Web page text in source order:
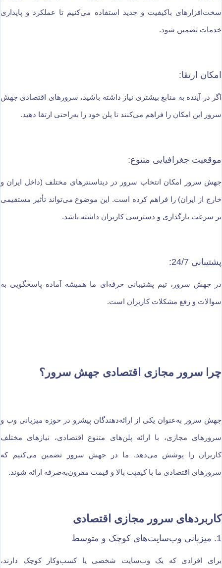
سخت‌افزارهای باکیفیت و جدید استفاده می‌کنیم تا عملکرد و پایداری
خدمات تضمین شود.
امکان ارتقا:
اگر در آینده به منابع بیشتری نیاز داشته باشید، سرورهای اقتصادی جهش
سرور این امکان را فراهم می‌کنند تا پلن خود را به‌راحتی ارتقا دهید.
موقعیت جغرافیایی متنوع:
جهش سرور امکان انتخاب سرور در دیتاسنترهای مختلف (داخل ایران و
خارج از ایران) را فراهم کرده است. این موضوع می‌تواند تأثیر مستقیمی
بر سرعت بارگذاری و دسترسی کاربران داشته باشد.
پشتیبانی 24/7:
در جهش سرور، تیم پشتیبانی حرفه‌ای ما همیشه آماده پاسخگویی به
سوالات و رفع مشکلات کاربران است.
چرا سرور مجازی اقتصادی جهش سرور؟
جهش سرور به‌عنوان یکی از ارائه‌دهندگان پیشرو در حوزه میزبانی وب و
سرورهای مجازی، با ارائه پلن‌های متنوع اقتصادی، نیازهای مختلف
کاربران را پوشش می‌دهد. ما در جهش سرور تضمین می‌کنیم که
سرورهای اقتصادی ما با کیفیت بالا و قیمت مقرون‌به‌صرفه ارائه شوند.
کاربردهای سرور مجازی اقتصادی
1. میزبانی وب‌سایت‌های کوچک و متوسط
برای افرادی که یک وب‌سایت شخصی یا کسب‌وکار کوچک دارند،